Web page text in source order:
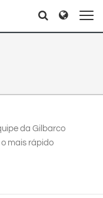
& CIS
Dansk
Srpski
Search
da Gilbarco
mais rápido